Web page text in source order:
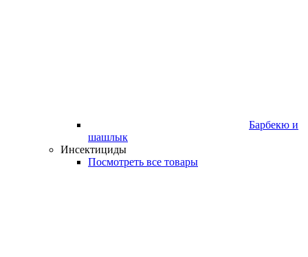
Барбекю и
шашлык
Инсектициды
Посмотреть все товары